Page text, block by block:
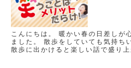
こんにちは。 暖かい春の日差しが
ました。 散歩をしていても気持ち
散歩に出かけると楽しい話で盛り